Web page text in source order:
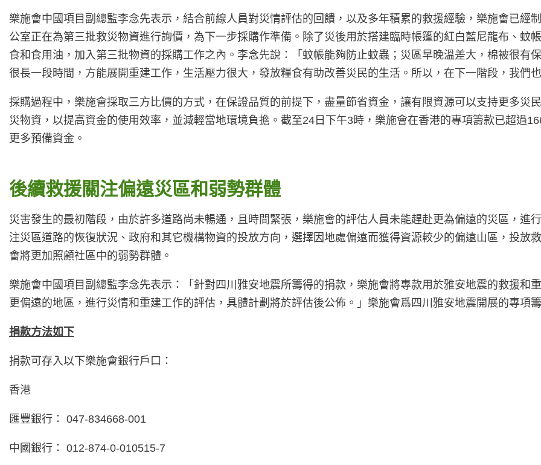
樂施會中國項目副總監李念先表示，結合前線人員對災情評估的回饋，以及多年積累的救援經驗，樂施會已經
公室正在為第三批救災物資進行詢價，為下一步採購作準備。除了災後用於搭建臨時帳篷的紅白藍尼龍布、蚊
食和食用油，加入第三批物資的採購工作之內。李念先說：「蚊帳能夠防止蚊蟲；災區早晚溫差大，棉被很有
很長一段時間，方能展開重建工作，生活壓力很大，發放糧食有助改善災民的生活。所以，在下一階段，我們
採購過程中，樂施會採取三方比價的方式，在保證品質的前提下，盡量節省資金，讓有限資源可以支持更多災
災物資，以提高資金的使用效率，並減輕當地環境負擔。截至24日下午3時，樂施會在香港的專項籌款已超過
更多預備資金。
後續救援關注偏遠災區和弱勢群體
災害發生的最初階段，由於許多道路尚未暢通，且時間緊張，樂施會的評估人員未能趕赴更為偏遠的災區，進
注災區道路的恢復狀況、政府和其它機構物資的投放方向，選擇因地處偏遠而獲得資源較少的偏遠山區，投放
會將更加照顧社區中的弱勢群體。
樂施會中國項目副總監李念先表示：「針對四川雅安地震所籌得的捐款，樂施會將專款用於雅安地震的救援和
更偏遠的地區，進行災情和重建工作的評估，具體計劃將於評估後公佈。」樂施會爲四川雅安地震開展的專項
捐款方法如下
捐款可存入以下樂施會銀行戶口：
香港
匯豐銀行： 047-834668-001
中國銀行： 012-874-0-010515-7